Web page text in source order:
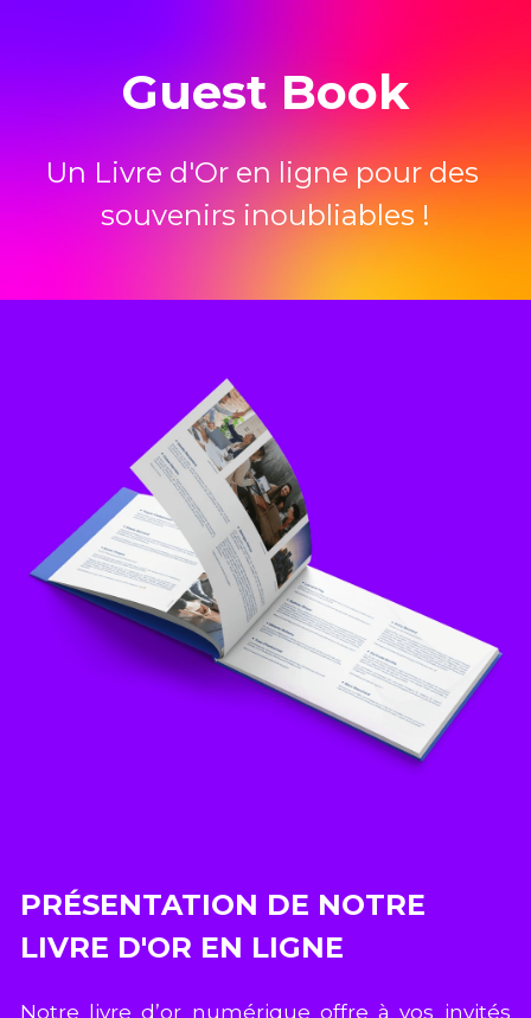
Guest Book
Un Livre d'Or en ligne pour des
souvenirs inoubliables !
PRÉSENTATION DE NOTRE
LIVRE D'OR EN LIGNE
Notre livre d’or numérique offre à vos invités